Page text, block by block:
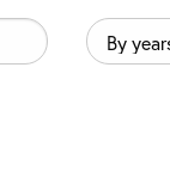
By
years..